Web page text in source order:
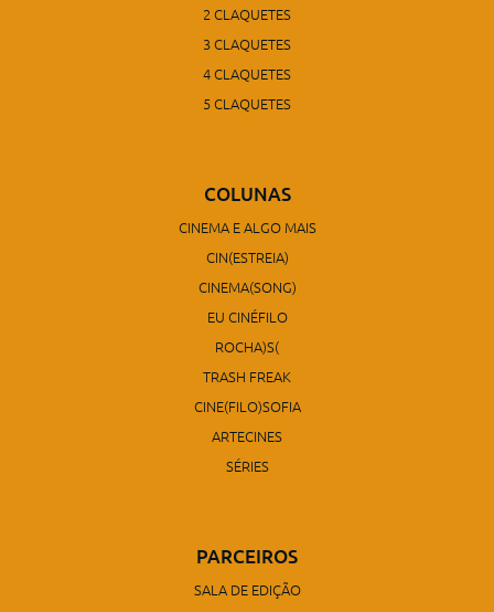
2 CLAQUETES
3 CLAQUETES
4 CLAQUETES
5 CLAQUETES
COLUNAS
CINEMA E ALGO MAIS
CIN(ESTREIA)
CINEMA(SONG)
EU CINÉFILO
ROCHA)S(
TRASH FREAK
CINE(FILO)SOFIA
ARTECINES
SÉRIES
PARCEIROS
SALA DE EDIÇÃO